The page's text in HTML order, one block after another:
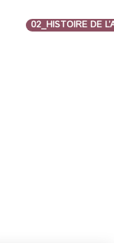
02_HISTOIRE DE